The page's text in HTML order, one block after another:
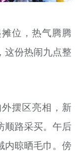
位，热气腾腾
这份热闹九点整
摆区亮相，新
顺路采买。午后
内晾晒毛巾。傍